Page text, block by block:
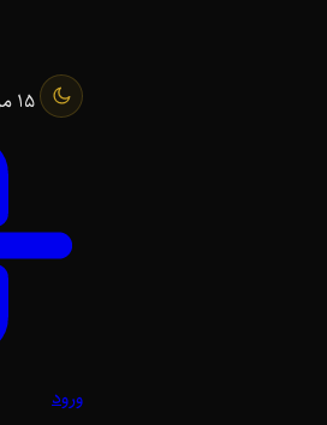
15 مرداد 1405 - 08:57
ورود